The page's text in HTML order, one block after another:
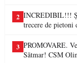
2 INCREDIBIL!!!
trecere de pietoni
3 PROMOVARE.
Sătmar! CSM